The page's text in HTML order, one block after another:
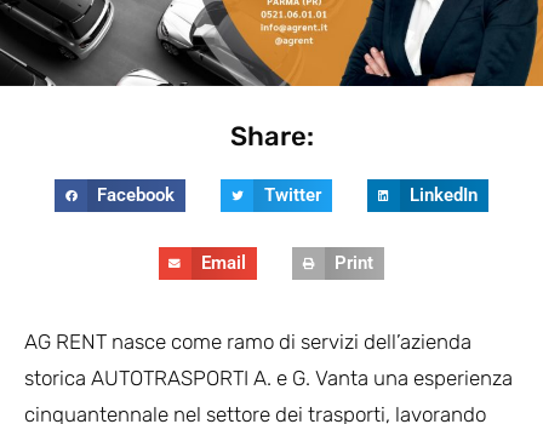
Share:
Facebook Twitter LinkedIn
Email Print
AG RENT nasce come ramo di servizi dell’azienda
storica AUTOTRASPORTI A. e G. Vanta una esperienza
cinquantennale nel settore dei trasporti, lavorando